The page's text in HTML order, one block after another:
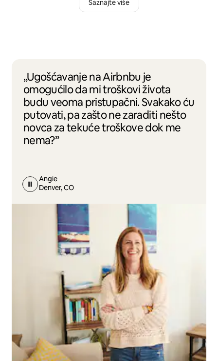
Saznajte više
„Ugošćavanje na Airbnbu je
omogućilo da mi troškovi života
budu veoma pristupačni. Svakako ću
putovati, pa zašto ne zaraditi nešto
novca za tekuće troškove dok me
nema?”
Angie
Denver, CO